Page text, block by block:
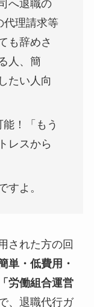
へ退職の
代理請求等
も辞めさ
人、簡
たい人向
！「もう
レスから
すよ。
された方の回
簡単・低費用・
「労働組合運営
、退職代行ガ